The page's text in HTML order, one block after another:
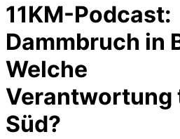
11KM-Podcast:
Dammbruch in
Welche
Verantwortung
Süd?